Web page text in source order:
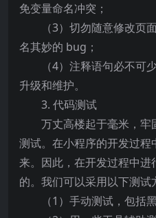
免变量命名冲突；
（3）切勿随意修改页
名其妙的 bug；
（4）注释语句必不可
升级和维护。
3. 代码测试
万丈高楼起于毫米，牢
测试。在小程序的开发过
来。因此，在开发过程中
的。我们可以采用以下测试
（1）手动测试，包括